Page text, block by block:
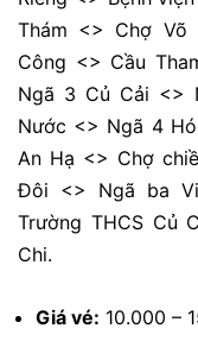
Thám <> Chợ Võ
Công <> Cầu
Ngã 3 Củ Cải <>
Nước <> Ngã 4
An Hạ <> Chợ
Đôi <> Ngã ba
Trường THCS Củ
Chi.
Giá vé: 10.000 –